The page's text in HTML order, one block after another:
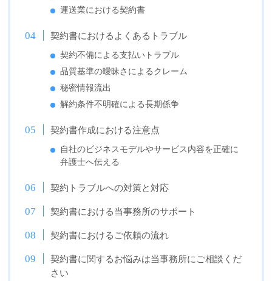
運送業における契約書
契約書におけるよくあるトラブル
契約不備による支払いトラブル
品質基準の曖昧さによるクレーム
秘密情報流出
解約条件不明確による長期係争
契約書作成における注意点
自社のビジネスモデルやサービス内容を正確に
弁護士へ伝える
契約トラブルへの対策と対応
契約書における当事務所のサポート
契約書におけるご依頼の流れ
契約書に関するお悩みは当事務所にご相談くだ
さい